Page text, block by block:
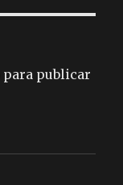
para publicar